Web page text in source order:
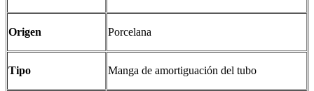
Origen Porcelana
Tipo Manga de amortiguación del tubo